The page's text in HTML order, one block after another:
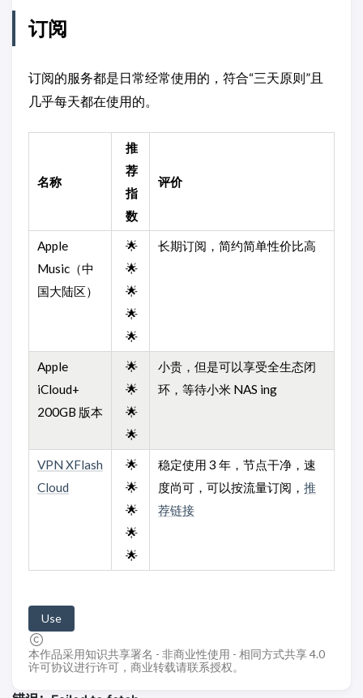
订阅
订阅的服务都是日常经常使用的，符合“三天原则”且
几乎每天都在使用的。
名称
推
荐
指
数
评价
Apple
Music（中
国大陆区）
🌟
🌟
🌟
🌟
🌟
长期订阅，简约简单性价比高
Apple
iCloud+
200GB 版本
🌟
🌟
🌟
🌟
小贵，但是可以享受全生态闭
环，等待小米 NAS ing
VPN XFlash
Cloud
🌟
🌟
🌟
🌟
🌟
稳定使用 3 年，节点干净，速
度尚可，可以按流量订阅， 推
荐链接
Use
本作品采用知识共享署名 - 非商业性使用 - 相同方式共享 4.0
许可协议进行许可，商业转载请联系授权。